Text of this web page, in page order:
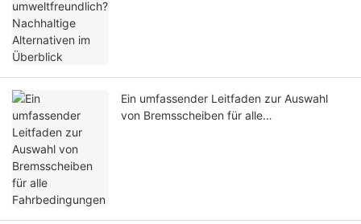
Ein umfassender Leitfaden zur Auswahl
von Bremsscheiben für alle